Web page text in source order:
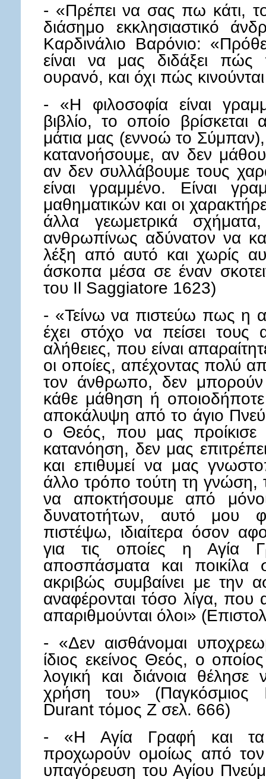
- «Πρέπει να σας πω κάτι,
διάσημο εκκλησιαστικό
Καρδινάλιο Βαρόνιο:
είναι να μας διδάξει πώς
ουρανό, και όχι πώς
- «Η φιλοσοφία είναι
βιβλίο, το οποίο
μάτια μας (εννοώ το
κατανοήσουμε, αν δεν
αν δεν συλλάβουμε τους
είναι γραμμένο. Είναι
μαθηματικών και οι
άλλα γεωμετρικά
ανθρωπίνως αδύνατον να
λέξη από αυτό και χωρίς
άσκοπα μέσα σε έναν
του Il Saggiatore 1623)
- «Τείνω να πιστεύω πως η
έχει στόχο να πείσει τους
αλήθειες, που είναι
οι οποίες, απέχοντας πολύ
τον άνθρωπο, δεν μπορούν
κάθε μάθηση ή
αποκάλυψη από το άγιο
ο Θεός, που μας προίκισε
κατανόηση, δεν μας
και επιθυμεί να μας
άλλο τρόπο τούτη τη γνώση,
να αποκτήσουμε από
δυνατοτήτων, αυτό μου
πιστέψω, ιδιαίτερα όσον
για τις οποίες η Αγία
αποσπάσματα και ποικίλα
ακριβώς συμβαίνει με την
αναφέρονται τόσο λίγα, που
απαριθμούνται όλοι»
- «Δεν αισθάνομαι
ίδιος εκείνος Θεός, ο
λογική και διάνοια
χρήση του» (Παγκόσμιος
Durant τόμος Ζ σελ. 666)
- «Η Αγία Γραφή και τα
προχωρούν ομοίως από
υπαγόρευση του Αγίου